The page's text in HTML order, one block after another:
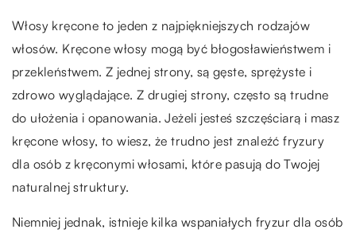
Włosy kręcone to jeden z najpiękniejszych rodzajów
włosów. Kręcone włosy mogą być błogosławieństwem i
przekleństwem. Z jednej strony, są gęste, sprężyste i
zdrowo wyglądające. Z drugiej strony, często są trudne
do ułożenia i opanowania. Jeżeli jesteś szczęściarą i masz
kręcone włosy, to wiesz, że trudno jest znaleźć fryzury
dla osób z kręconymi włosami, które pasują do Twojej
naturalnej struktury.
Niemniej jednak, istnieje kilka wspaniałych fryzur dla osób